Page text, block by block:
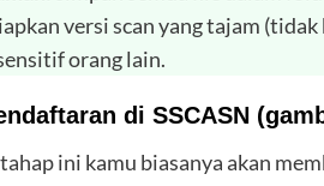
versi scan yang tajam
orang lain.
di SSCASN
ini kamu biasanya akan